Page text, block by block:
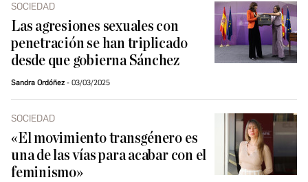
SOCIEDAD
Las agresiones sexuales con
penetración se han triplicado
desde que gobierna Sánchez
Sandra Ordóñez 03/03/2025
SOCIEDAD
«El movimiento transgénero es
una de las vías para acabar con el
feminismo»